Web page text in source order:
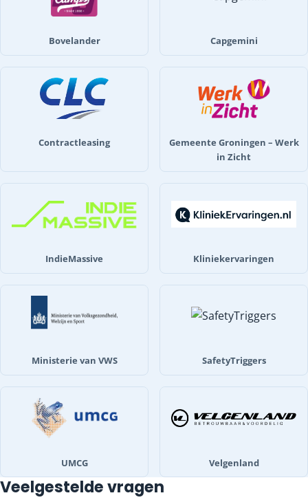
Bovelander Capgemini
Contractleasing
Gemeente Groningen – Werk
in Zicht
IndieMassive Kliniekervaringen
Ministerie van VWS SafetyTriggers
UMCG Velgenland
Veelgestelde vragen